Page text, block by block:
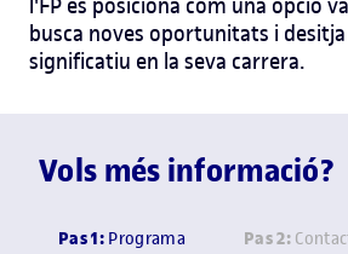
l'FP es posiciona com una opció
busca noves oportunitats i
significatiu en la seva carrera.
Vols més informació?
Pas 1:Programa Pas 2: